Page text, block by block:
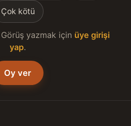
Çok kötü
yazmak için üye girişi
yap.
Oy ver